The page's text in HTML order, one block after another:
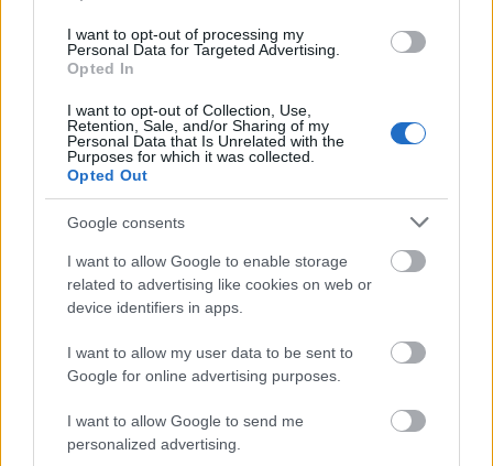
I want to opt-out of processing my
Personal Data for Targeted Advertising.
Opted In
I want to opt-out of Collection, Use,
Retention, Sale, and/or Sharing of my
Personal Data that Is Unrelated with the
Purposes for which it was collected.
Opted Out
Google consents
I want to allow Google to enable storage
related to advertising like cookies on web or
device identifiers in apps.
I want to allow my user data to be sent to
Google for online advertising purposes.
I want to allow Google to send me
personalized advertising.
Lollapalooza fesztivállátogatóit biztonságos helyre terelték.
tovább
felett
2015. 08. 03.|Kultúrpart